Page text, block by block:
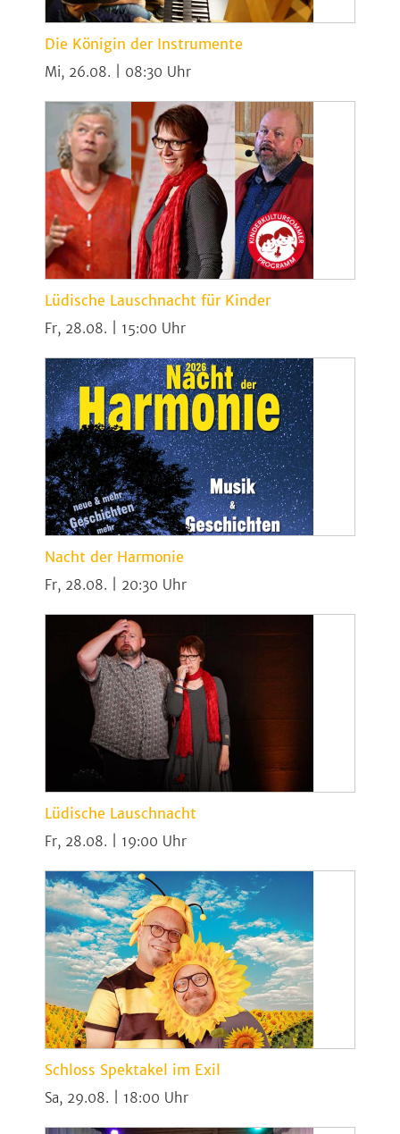
Die Königin der Instrumente
Mi, 26.08. | 08:30
Lüdische Lauschnacht für Kinder
Fr, 28.08. | 15:00
Nacht der Harmonie
Fr, 28.08. | 20:30
Lüdische Lauschnacht
Fr, 28.08. | 19:00
Schloss Spektakel im Exil
Sa, 29.08. | 18:00